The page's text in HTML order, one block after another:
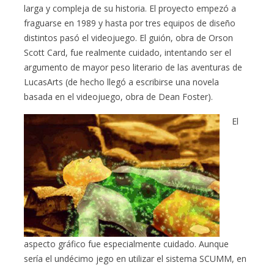
larga y compleja de su historia. El proyecto empezó a
fraguarse en 1989 y hasta por tres equipos de diseño
distintos pasó el videojuego. El guión, obra de Orson
Scott Card, fue realmente cuidado, intentando ser el
argumento de mayor peso literario de las aventuras de
LucasArts (de hecho llegó a escribirse una novela
basada en el videojuego, obra de Dean Foster).
El
aspecto gráfico fue especialmente cuidado. Aunque
sería el undécimo jego en utilizar el sistema SCUMM, en